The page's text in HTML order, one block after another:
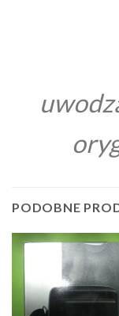
PODOBNE